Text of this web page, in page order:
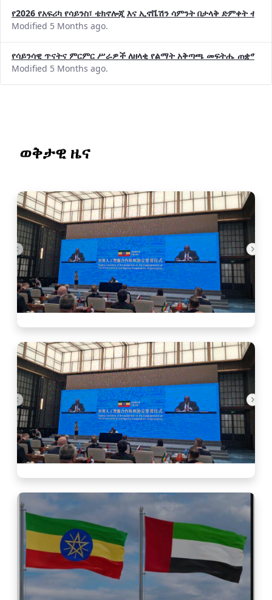
የ2026 የአፍሪካ የሳይንስ፣ ቴክኖሎጂ እና ኢኖቬሽን ሳምንት በታላቅ ድምቀት
Modified 5 Months ago.
የሳይንሳዊ ጥናትና ምርምር ሥራዎች ለዘላቂ የልማት አቅጣጫ መፍትሔ ጠቋሚ
Modified 5 Months ago.
ወቅታዊ ዜና